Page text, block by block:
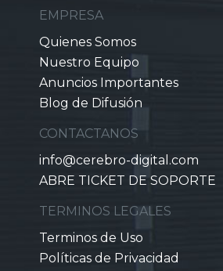
EMPRESA
Quienes Somos
Nuestro Equipo
Anuncios Importantes
Blog de Difusión
CONTACTANOS
info@cerebro-digital.com
ABRE TICKET DE SOPORTE
TERMINOS LEGALES
Terminos de Uso
Políticas de Privacidad